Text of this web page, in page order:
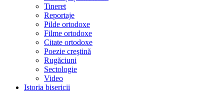
Tineret
Reportaje
Pilde ortodoxe
Filme ortodoxe
Citate ortodoxe
Poezie creştină
Rugăciuni
Sectologie
Video
Istoria bisericii